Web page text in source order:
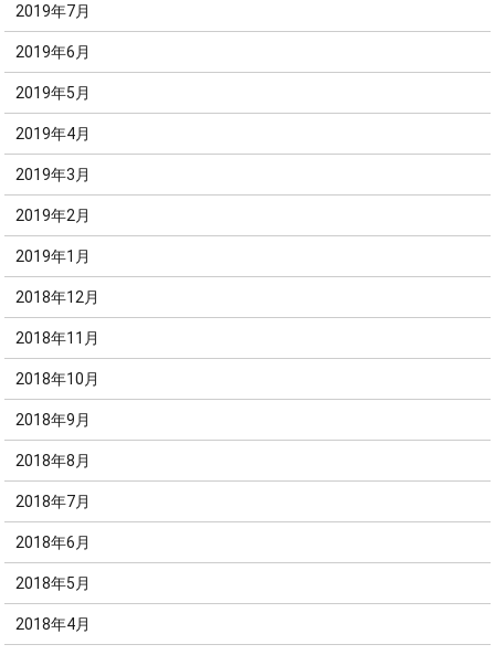
2019年7月
2019年6月
2019年5月
2019年4月
2019年3月
2019年2月
2019年1月
2018年12月
2018年11月
2018年10月
2018年9月
2018年8月
2018年7月
2018年6月
2018年5月
2018年4月